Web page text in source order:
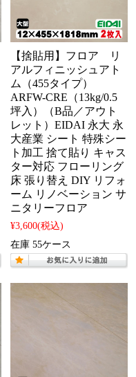
【捨貼用】フロア リ
アルフィニッシュアト
ム（455タイプ）
ARFW-CRE（13kg/0.5
坪入）（B品／アウト
レット）EIDAI 永大 永
大産業 シート 特殊シー
ト加工 捨て貼り キャス
ター対応 フローリング
床 張り替え DIY リフォ
ーム リノベーション サ
ニタリーフロア
¥3,600(税込)
在庫 55ケース